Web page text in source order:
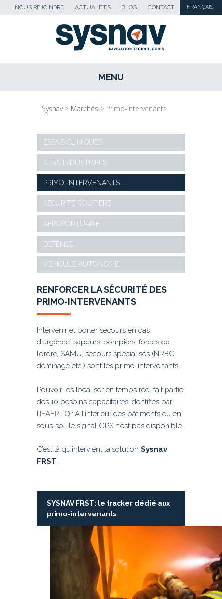
FRANÇAIS
CONTACT
BLOG
ACTUALITÉS
NOUS REJOINDRE
MENU
SKIP TO CONTENT
Sysnav> Marchés > Primo-intervenants
ESSAIS CLINIQUES
SITES INDUSTRIELS
PRIMO-INTERVENANTS
SÉCURITÉ ROUTIÈRE
AÉROPORTUAIRE
DÉFENSE
VÉHICULE AUTONOME
RENFORCER LA SÉCURITÉ DES
PRIMO-INTERVENANTS
Intervenir et porter secours en cas
d’urgence: sapeurs-pompiers, forces de
l’ordre, SAMU, secours spécialisés (NRBC,
déminage etc.) sont les primo-intervenants.
Pouvoir les localiser en temps réel fait partie
des 10 besoins capacitaires identifiés par
l’IFAFRI. Or A l’intérieur des bâtiments ou en
sous-sol, le signal GPS n’est pas disponible.
C’est là qu’intervient la solution Sysnav
FRST .
SYSNAV FRST: le tracker dédié aux
primo-intervenants